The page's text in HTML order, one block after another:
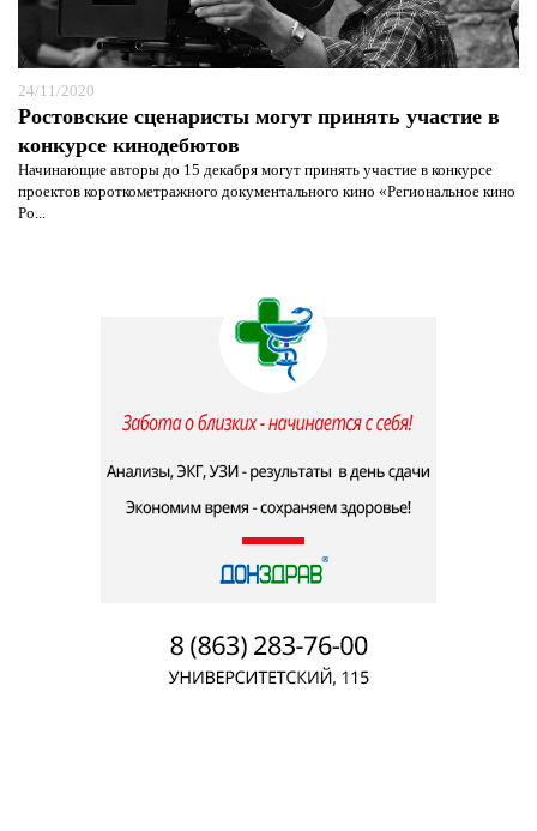
24/11/2020
Ростовские сценаристы могут принять участие в
конкурсе кинодебютов
Начинающие авторы до 15 декабря могут принять участие в конкурсе
проектов короткометражного документального кино «Региональное кино
Ро...